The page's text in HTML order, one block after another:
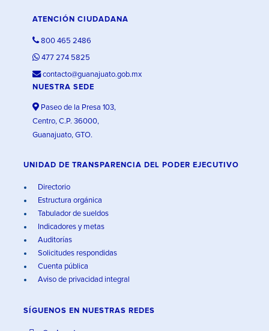
ATENCIÓN CIUDADANA
800 465 2486
477 274 5825
contacto@guanajuato.gob.mx
NUESTRA SEDE
Paseo de la Presa 103,
Centro, C.P. 36000,
Guanajuato, GTO.
UNIDAD DE TRANSPARENCIA DEL PODER EJECUTIVO
Directorio
Estructura orgánica
Tabulador de sueldos
Indicadores y metas
Auditorías
Solicitudes respondidas
Cuenta pública
Aviso de privacidad integral
SÍGUENOS EN NUESTRAS REDES